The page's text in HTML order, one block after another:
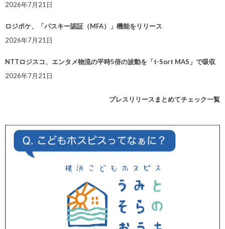
2026年7月21日
ロジポケ、「パスキー認証（MFA）」機能をリリース
2026年7月21日
NTTロジスコ、エンタメ物流の平時5倍の波動を「t-Sort MAS」で吸収
2026年7月21日
プレスリリースまとめてチェック一覧